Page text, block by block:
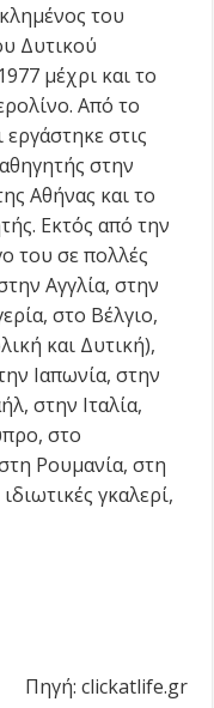
του
Δυτικού
μέχρι και το
Από το
εργάστηκε στις
στην
Αθήνας και το
Εκτός από την
του σε πολλές
Αγγλία, στην
στο Βέλγιο,
και Δυτική),
Ιαπωνία, στην
στην Ιταλία,
στο
Ρουμανία, στη
γκαλερί,
Πηγή: clickatlife.gr